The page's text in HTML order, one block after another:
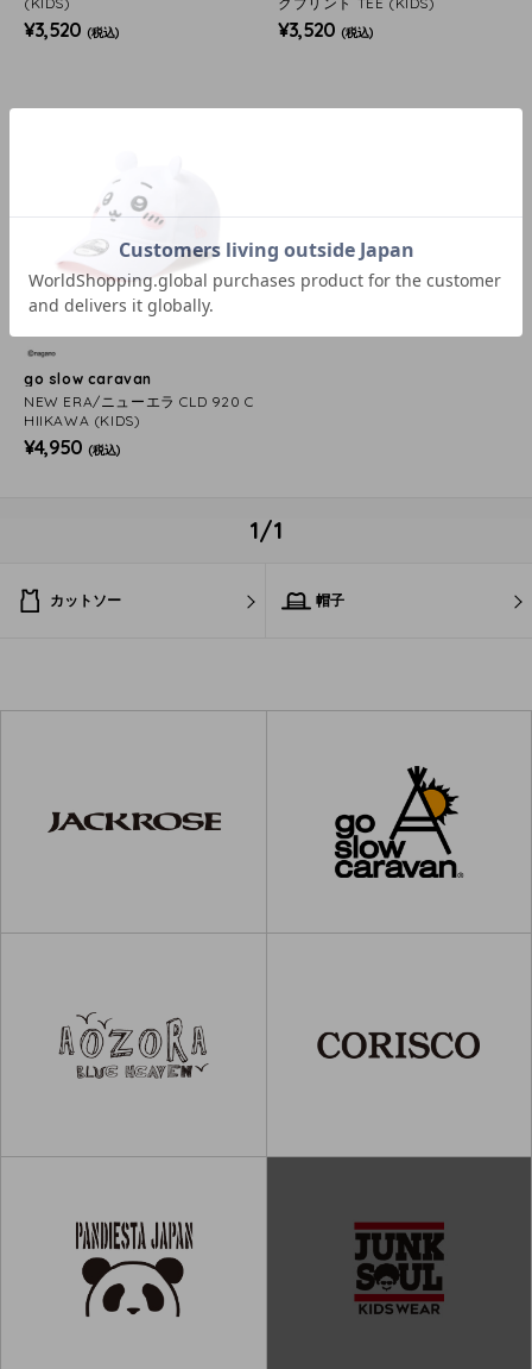
¥3,520 (税込) ¥3,520 (税込)
go slow caravan
NEW ERA/ニューエラ CLD 920 C
HIIKAWA (KIDS)
¥4,950 (税込)
1/1
カットソー 帽子